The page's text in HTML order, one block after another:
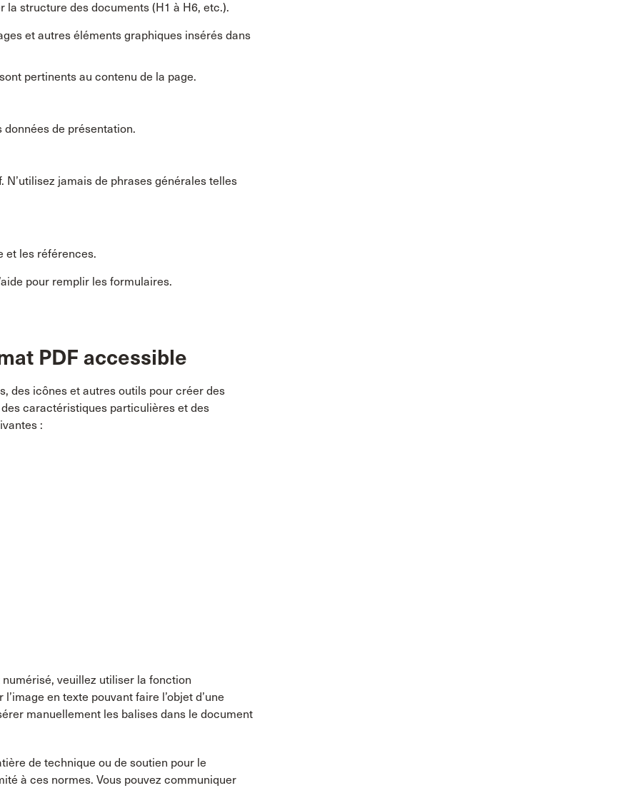
structure des documents (H1 à H6, etc.).
et autres éléments graphiques insérés dans
pertinents au contenu de la page.
de présentation.
jamais de phrases générales telles
et les références.
pour remplir les formulaires.
PDF accessible
des icônes et autres outils pour créer des
caractéristiques particulières et des
:
veuillez utiliser la fonction
en texte pouvant faire l’objet d’une
manuellement les balises dans le document
de technique ou de soutien pour le
à ces normes. Vous pouvez communiquer